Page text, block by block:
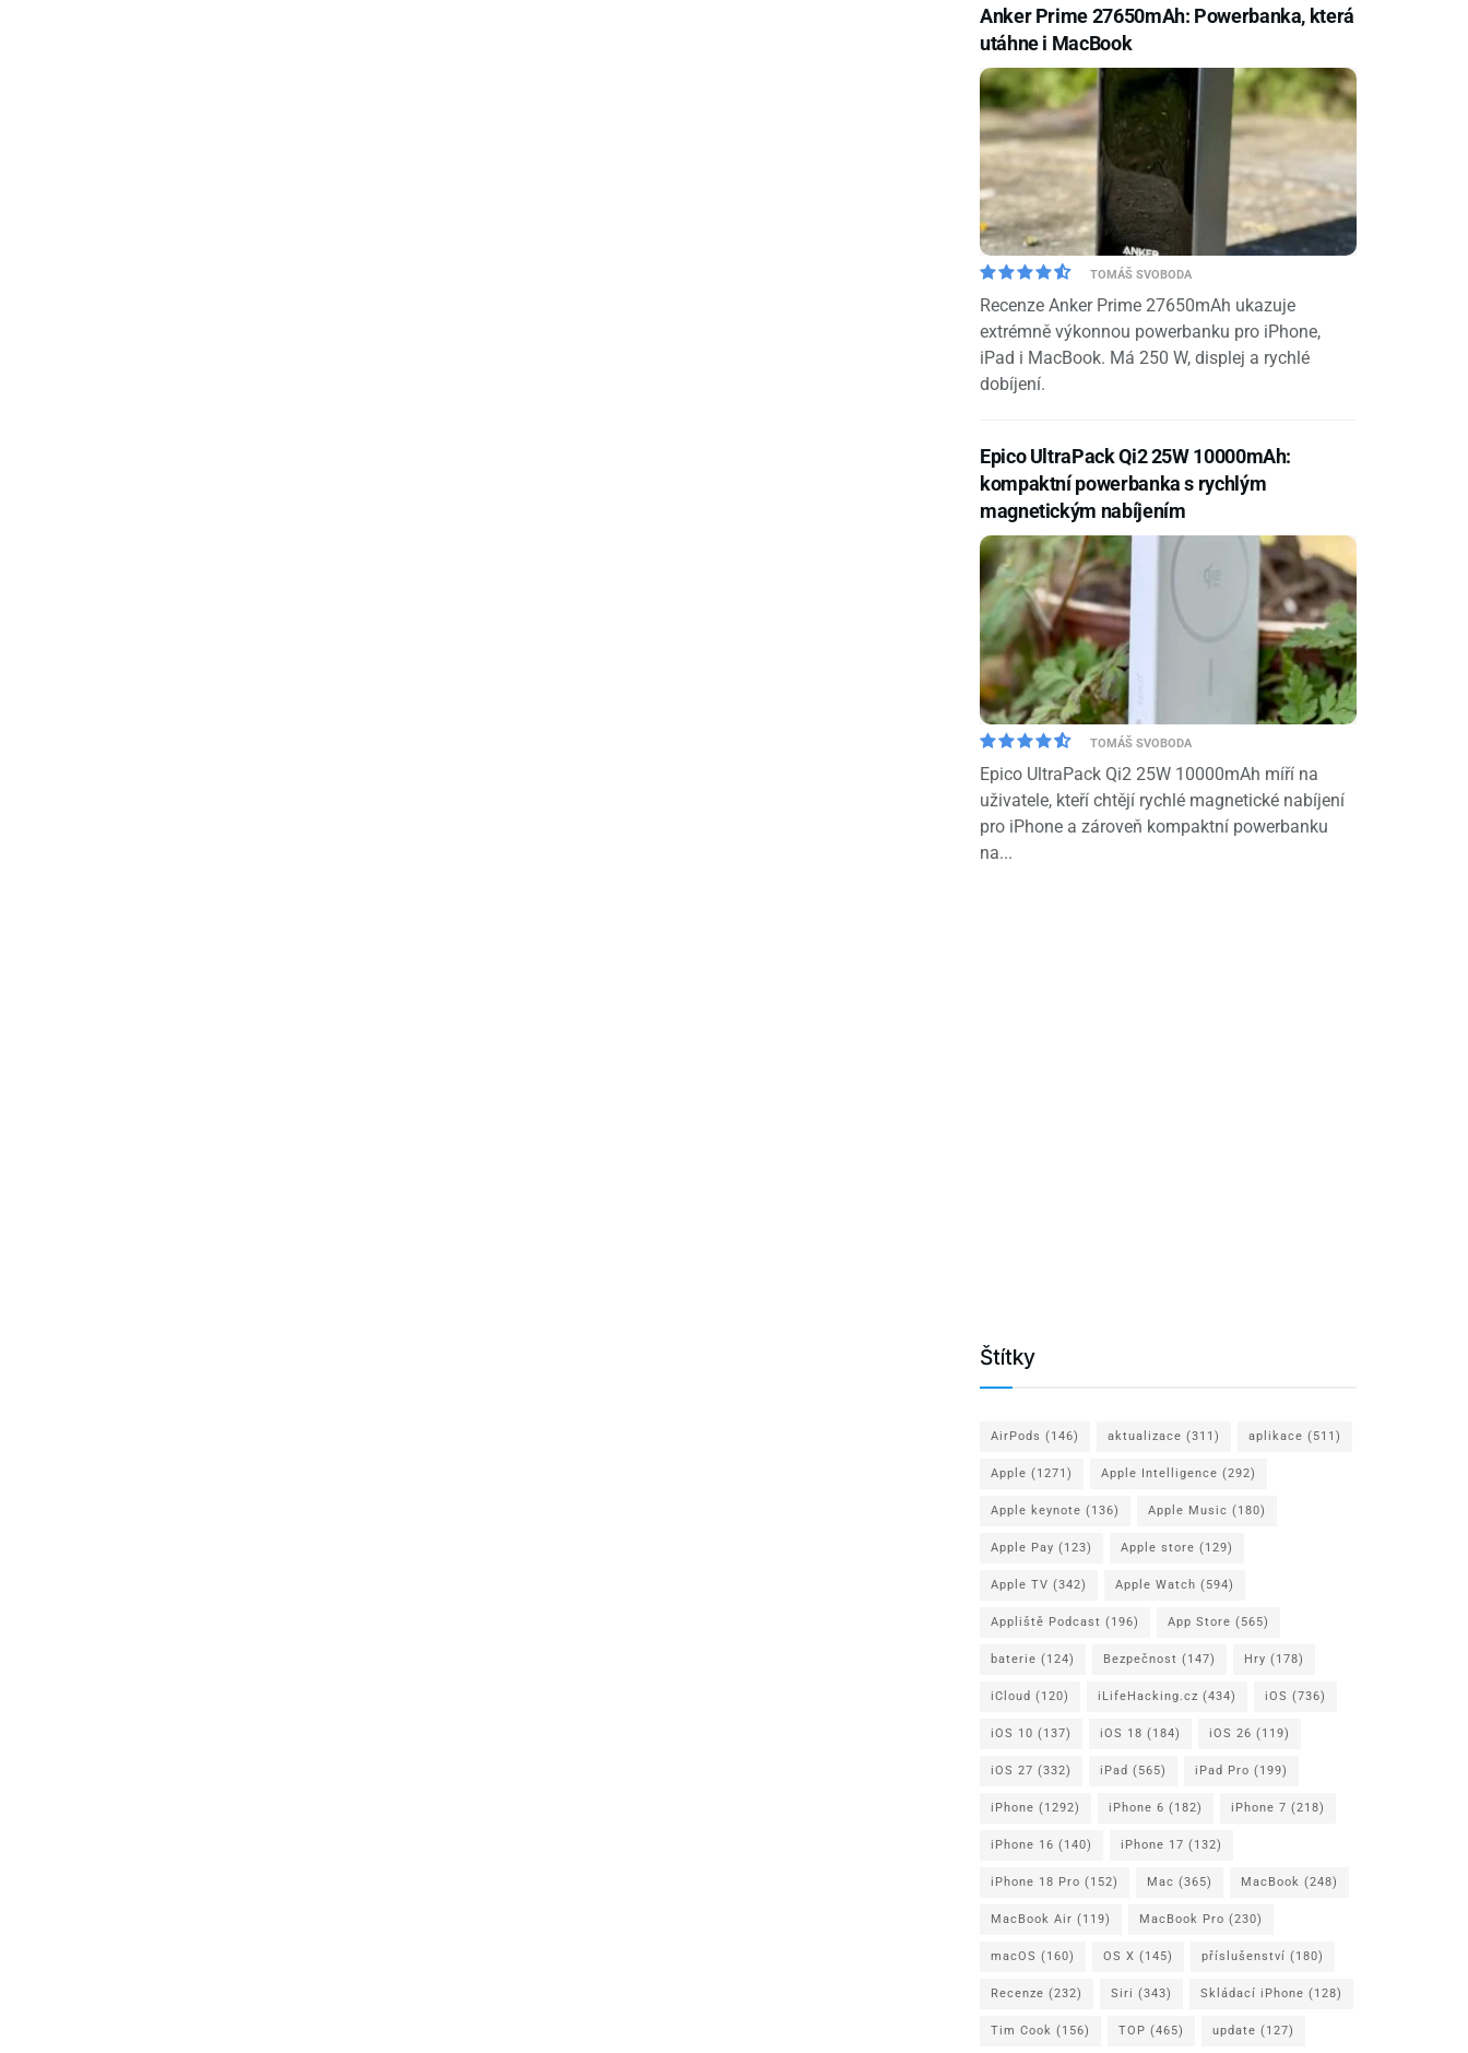
Anker Prime 27650mAh: Powerbanka, která
utáhne i MacBook
TOMÁŠ SVOBODA
Recenze Anker Prime 27650mAh ukazuje
extrémně výkonnou powerbanku pro iPhone,
iPad i MacBook. Má 250 W, displej a rychlé
dobíjení.
Epico UltraPack Qi2 25W 10000mAh:
kompaktní powerbanka s rychlým
magnetickým nabíjením
TOMÁŠ SVOBODA
Epico UltraPack Qi2 25W 10000mAh míří na
uživatele, kteří chtějí rychlé magnetické nabíjení
pro iPhone a zároveň kompaktní powerbanku
na...
Štítky
AirPods (146) aktualizace (311) aplikace (511)
Apple (1271) Apple Intelligence (292)
Apple keynote (136) Apple Music (180)
Apple Pay (123) Apple store (129)
Apple TV (342) Apple Watch (594)
Appliště Podcast (196) App Store (565)
baterie (124) Bezpečnost (147) Hry (178)
iCloud (120) iLifeHacking.cz (434) iOS (736)
iOS 10 (137) iOS 18 (184) iOS 26 (119)
iOS 27 (332) iPad (565) iPad Pro (199)
iPhone (1292) iPhone 6 (182) iPhone 7 (218)
iPhone 16 (140) iPhone 17 (132)
iPhone 18 Pro (152) Mac (365) MacBook (248)
MacBook Air (119) MacBook Pro (230)
macOS (160) OS X (145) příslušenství (180)
Recenze (232) Siri (343) Skládací iPhone (128)
Tim Cook (156) TOP (465) update (127)